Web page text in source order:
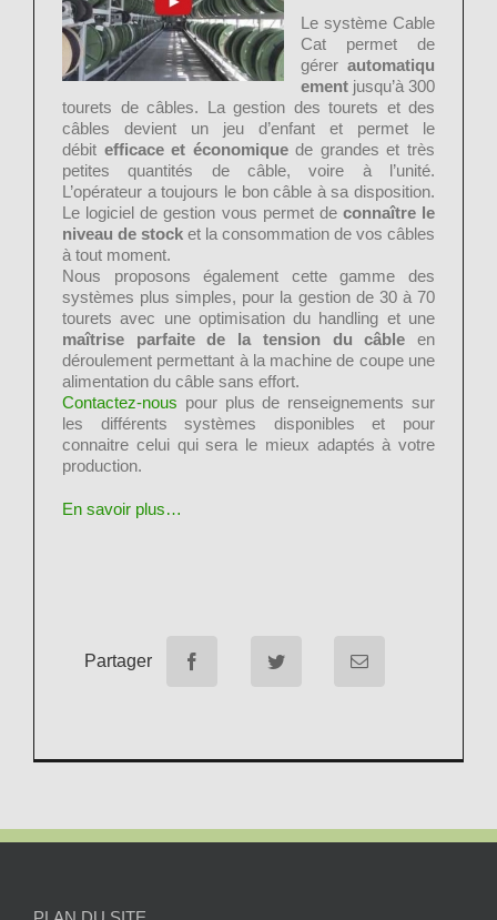
Le système Cable
Cat permet de
gérer automatiqu
ement jusqu’à 300
tourets de câbles. La gestion des tourets et des
câbles devient un jeu d’enfant et permet le
débit efficace et économiquede grandes et très
petites quantités de câble, voire à l’unité.
L’opérateur a toujours le bon câble à sa disposition.
Le logiciel de gestion vous permet de connaître le
niveau de stock et la consommation de vos câbles
à tout moment.
Nous proposons également cette gamme des
systèmes plus simples, pour la gestion de 30 à 70
tourets avec une optimisation du handling et une
maîtrise parfaite de la tension du câble en
déroulement permettant à la machine de coupe une
alimentation du câble sans effort.
Contactez-nous pour plus de renseignements sur
les différents systèmes disponibles et pour
connaitre celui qui sera le mieux adaptés à votre
production.
En savoir plus…
Partager